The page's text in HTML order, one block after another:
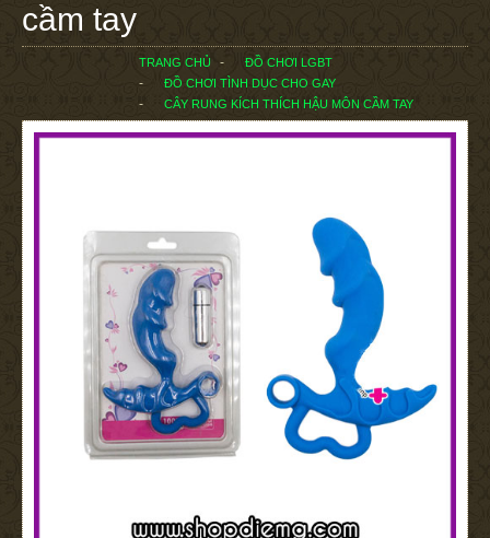
cầm tay
TRANG CHỦ
ĐỒ CHƠI LGBT
ĐỒ CHƠI TÌNH DỤC CHO GAY
CÂY RUNG KÍCH THÍCH HẬU MÔN CẦM TAY